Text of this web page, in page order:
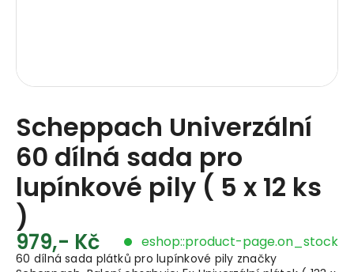
Scheppach Univerzální
60 dílná sada pro
lupínkové pily ( 5 x 12 ks
)
979,- Kč eshop::product-page.on_stock
60 dílná sada plátků pro lupínkové pily značky